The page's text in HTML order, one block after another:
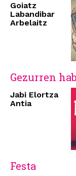
Goiatz
Labandibar
Arbelaitz
Gezurren
Jabi Elortza
Antia
Festa